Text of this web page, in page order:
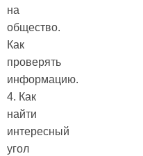
на
общество.
Как
проверять
информацию.
4. Как
найти
интересный
угол